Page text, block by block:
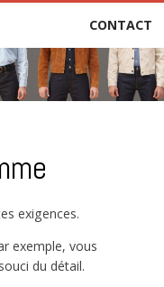
CONTACT
exigences.
exemple, vous
du détail.